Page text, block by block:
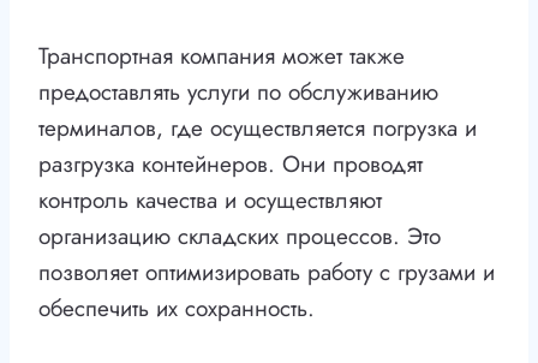
Транспортная компания может также
предоставлять услуги по обслуживанию
терминалов, где осуществляется погрузка и
разгрузка контейнеров. Они проводят
контроль качества и осуществляют
организацию складских процессов. Это
позволяет оптимизировать работу с грузами и
обеспечить их сохранность.